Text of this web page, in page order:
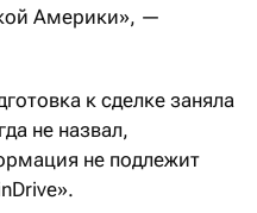
Америки», —
к сделке заняла
не назвал,
не подлежит